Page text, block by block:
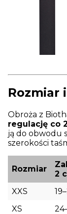
Rozmiar
Obroża z
regulację co
ją do obwodu
szerokości
Rozmiar
2
XXS
XS